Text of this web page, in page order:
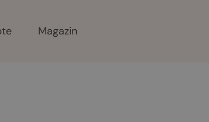
Magazin